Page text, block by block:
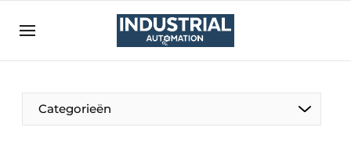
Aanmelden
Bedrijven
Bedrijven
Categorieën